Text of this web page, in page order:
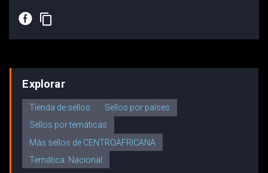
E content_copy
Explorar
Tienda de sellos
Sellos por países
Sellos por temáticas
Más sellos de CENTROAFRICANA
Temática: Nacional